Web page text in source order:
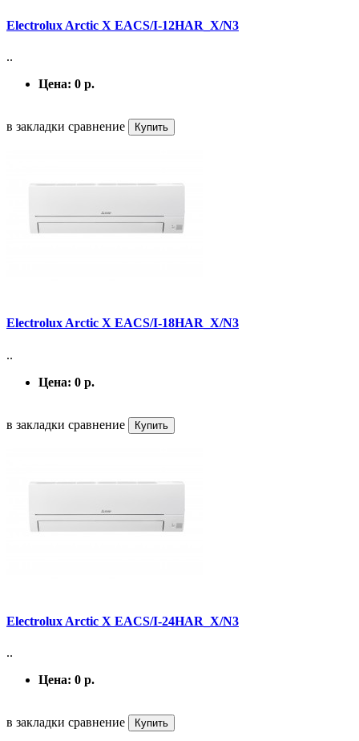
Electrolux Arctic X EACS/I-12HAR_X/N3
..
Цена: 0 р.
в закладки сравнение Купить
Electrolux Arctic X EACS/I-18HAR_X/N3
..
Цена: 0 р.
в закладки сравнение Купить
Electrolux Arctic X EACS/I-24HAR_X/N3
..
Цена: 0 р.
в закладки сравнение Купить